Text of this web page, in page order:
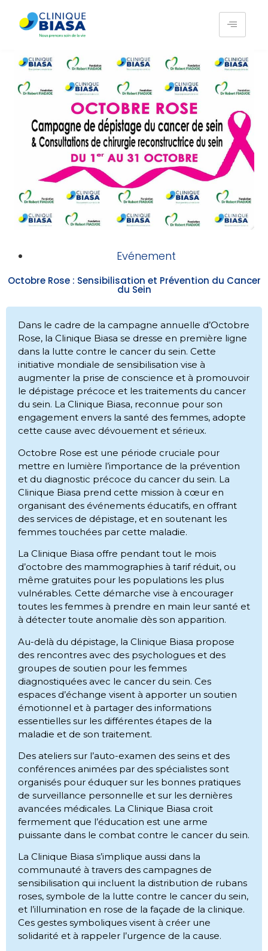
Evénement
Octobre Rose : Sensibilisation et Prévention du Cancer
du Sein
Dans le cadre de la campagne annuelle d’Octobre
Rose, la Clinique Biasa se dresse en première ligne
dans la lutte contre le cancer du sein. Cette
initiative mondiale de sensibilisation vise à
augmenter la prise de conscience et à promouvoir
le dépistage précoce et les traitements du cancer
du sein. La Clinique Biasa, reconnue pour son
engagement envers la santé des femmes, adopte
cette cause avec dévouement et sérieux.
Octobre Rose est une période cruciale pour
mettre en lumière l’importance de la prévention
et du diagnostic précoce du cancer du sein. La
Clinique Biasa prend cette mission à cœur en
organisant des événements éducatifs, en offrant
des services de dépistage, et en soutenant les
femmes touchées par cette maladie.
La Clinique Biasa offre pendant tout le mois
d’octobre des mammographies à tarif réduit, ou
même gratuites pour les populations les plus
vulnérables. Cette démarche vise à encourager
toutes les femmes à prendre en main leur santé et
à détecter toute anomalie dès son apparition.
Au-delà du dépistage, la Clinique Biasa propose
des rencontres avec des psychologues et des
groupes de soutien pour les femmes
diagnostiquées avec le cancer du sein. Ces
espaces d’échange visent à apporter un soutien
émotionnel et à partager des informations
essentielles sur les différentes étapes de la
maladie et de son traitement.
Des ateliers sur l’auto-examen des seins et des
conférences animées par des spécialistes sont
organisés pour éduquer sur les bonnes pratiques
de surveillance personnelle et sur les dernières
avancées médicales. La Clinique Biasa croit
fermement que l’éducation est une arme
puissante dans le combat contre le cancer du sein.
La Clinique Biasa s’implique aussi dans la
communauté à travers des campagnes de
sensibilisation qui incluent la distribution de rubans
roses, symbole de la lutte contre le cancer du sein,
et l’illumination en rose de la façade de la clinique.
Ces gestes symboliques visent à créer une
solidarité et à rappeler l’urgence de la cause.